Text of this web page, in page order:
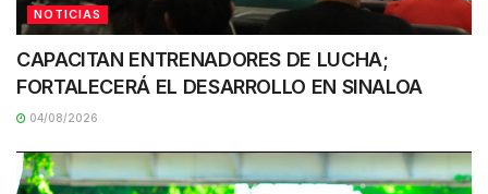
NOTICIAS
CAPACITAN ENTRENADORES DE LUCHA;
FORTALECERÁ EL DESARROLLO EN SINALOA
04/08/2026